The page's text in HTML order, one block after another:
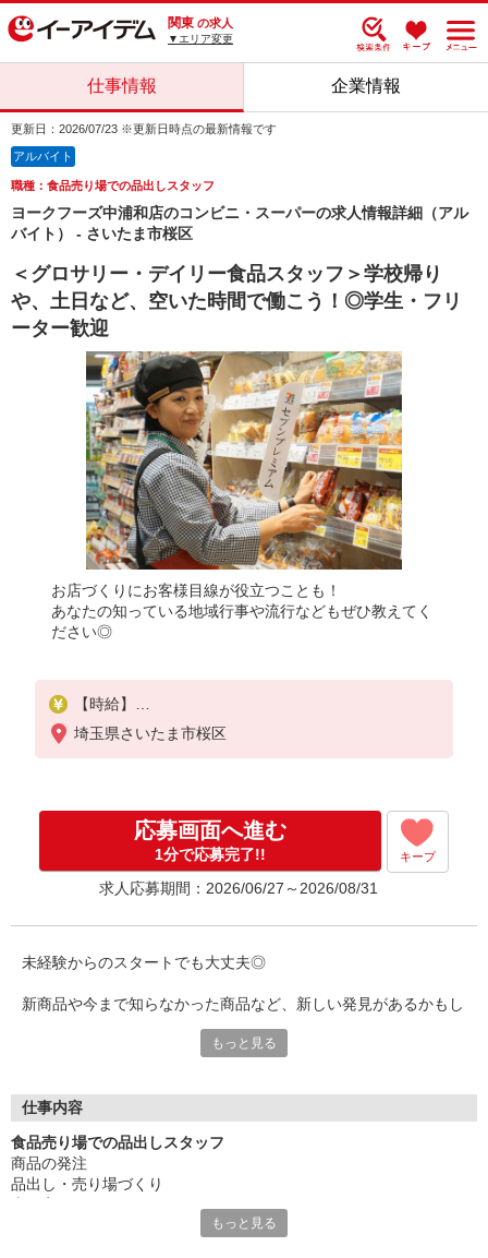
関東 の求人
▼エリア変更
仕事情報 企業情報
更新日：2026/07/23 ※更新日時点の最新情報です
アルバイト
職種：食品売り場での品出しスタッフ
ヨークフーズ中浦和店のコンビニ・スーパーの求人情報詳細（アル
バイト） - さいたま市桜区
＜グロサリー・デイリー食品スタッフ＞学校帰り
や、土日など、空いた時間で働こう！◎学生・フリ
ーター歓迎
お店づくりにお客様目線が役立つことも！
あなたの知っている地域行事や流行などもぜひ教えてく
ださい◎
【時給】
専門・大学生：1150円
高校生：1146円
埼玉県さいたま市桜区
応募画面へ進む
1分で応募完了!! キープ
求人応募期間：2026/06/27～2026/08/31
未経験からのスタートでも大丈夫◎
新商品や今まで知らなかった商品など、新しい発見があるかもし
少しでも「やってみたい！」と思ったら、気軽にご応募を！
■制服貸与
■社員登用制度あり
＼ ライフスタイルに合わせて働けます ／
もっと見る
仕事内容
食品売り場での品出しスタッフ
商品の発注
品出し・売り場づくり
もっと見る